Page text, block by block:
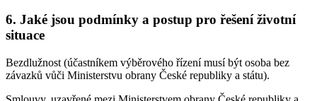
6. Jaké jsou podmínky a postup pro řešení životní
situace
Bezdlužnost (účastníkem výběrového řízení musí být osoba bez
závazků vůči Ministerstvu obrany České republiky a státu).